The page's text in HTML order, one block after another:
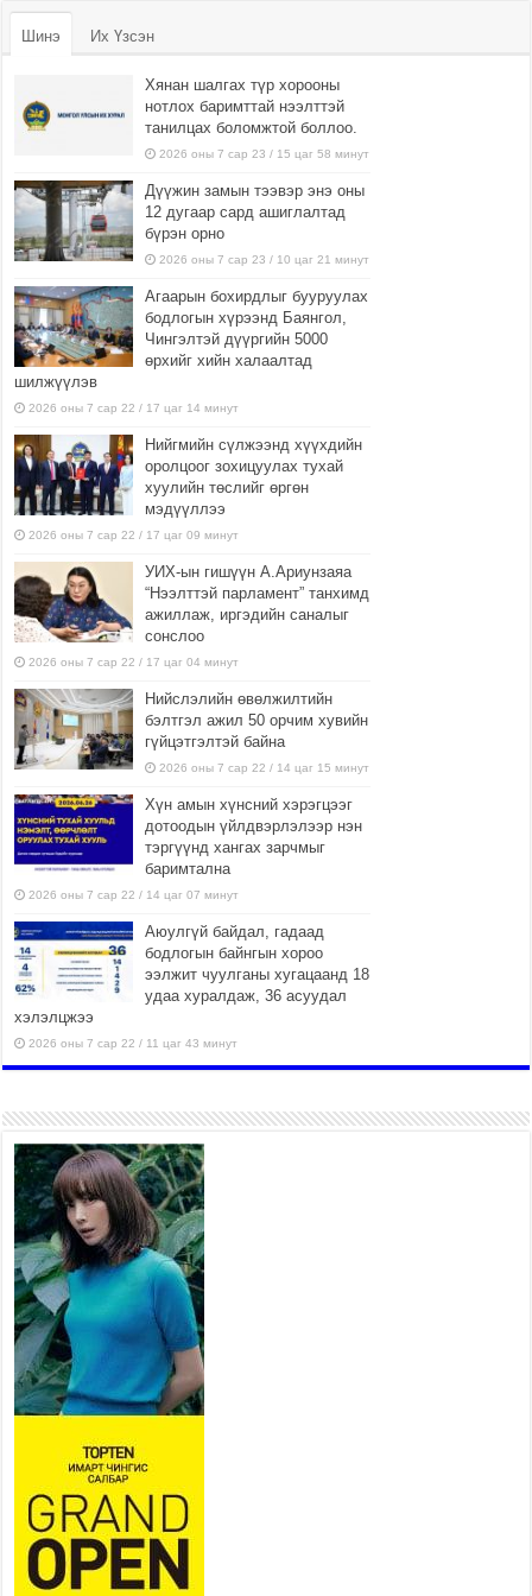
Шинэ Их Үзсэн
Хянан шалгах түр хорооны
нотлох баримттай нээлттэй
танилцах боломжтой боллоо.
2026 оны 7 сар 23 / 15 цаг 58 минут
Дүүжин замын тээвэр энэ оны
12 дугаар сард ашиглалтад
бүрэн орно
2026 оны 7 сар 23 / 10 цаг 21 минут
Агаарын бохирдлыг бууруулах
бодлогын хүрээнд Баянгол,
Чингэлтэй дүүргийн 5000
өрхийг хийн халаалтад
шилжүүлэв
2026 оны 7 сар 22 / 17 цаг 14 минут
Нийгмийн сүлжээнд хүүхдийн
оролцоог зохицуулах тухай
хуулийн төслийг өргөн
мэдүүллээ
2026 оны 7 сар 22 / 17 цаг 09 минут
УИХ-ын гишүүн А.Ариунзаяа
“Нээлттэй парламент” танхимд
ажиллаж, иргэдийн саналыг
сонслоо
2026 оны 7 сар 22 / 17 цаг 04 минут
Нийслэлийн өвөлжилтийн
бэлтгэл ажил 50 орчим хувийн
гүйцэтгэлтэй байна
2026 оны 7 сар 22 / 14 цаг 15 минут
Хүн амын хүнсний хэрэгцээг
дотоодын үйлдвэрлэлээр нэн
тэргүүнд хангах зарчмыг
баримтална
2026 оны 7 сар 22 / 14 цаг 07 минут
Аюулгүй байдал, гадаад
бодлогын байнгын хороо
ээлжит чуулганы хугацаанд 18
удаа хуралдаж, 36 асуудал
хэлэлцжээ
2026 оны 7 сар 22 / 11 цаг 43 минут
боломжтой-Хүүхэд хөгжүүлэх
төв” байгуулах төсөлд төр,
хувийн хэвшлийн түншлэлийн хүрээнд хамтран
ажиллахыг урьж байна
2026 оны 7 сар 22 / 9 цаг 28 минут
Б.Пүрэвдагва: “Урт цагаан”-ыг
залуучууд чөлөөт цагаа
өнгөрүүлдэг, жуулчид зорьж
ирдэг цэг болгоно
2026 оны 7 сар 21 / 16 цаг 47 минут
Тусгай замын автобус /BRT/ төслийн удирдах
хорооны ээлжит хуралдаан боллоо
Ерөнхий сайд Н.Учрал БНХАУ-аас Монгол Улсад
суугаа Элчин сайд Шэнь Миньжюанийг хүлээн
авч уулзав
2026 оны 7 сар 21 / 16 цаг 39 минут
БҮГД НАЙРАМДАХ ТАЖИКИСТАН УЛСТАЙ
ЭДИЙН ЗАСГИЙН ХАМТЫН АЖИЛЛАГААГ